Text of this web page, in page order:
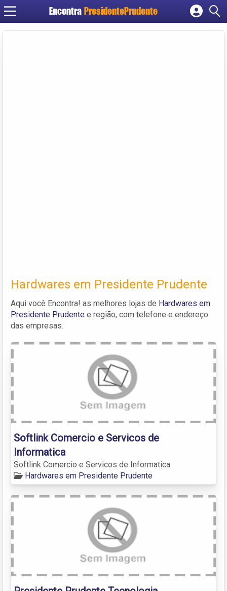
Encontra PresidentePrudente
Cadastrar empresa
Hardwares em Presidente Prudente
Aqui você Encontra! as melhores lojas de Hardwares em
Presidente Prudente e região, com telefone e endereço
das empresas.
Softlink Comercio e Servicos de
Informatica
Softlink Comercio e Servicos de Informatica
Hardwares em Presidente Prudente